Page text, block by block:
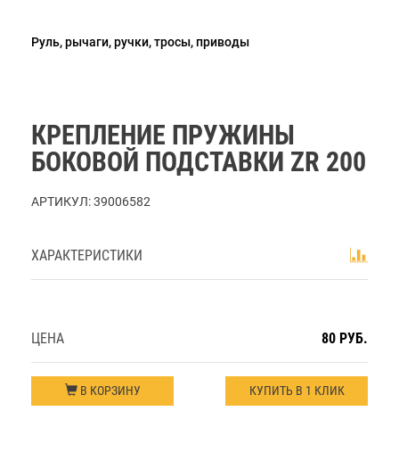
Руль, рычаги, ручки, тросы, приводы
КРЕПЛЕНИЕ ПРУЖИНЫ
БОКОВОЙ ПОДСТАВКИ ZR 200
АРТИКУЛ:39006582
ХАРАКТЕРИСТИКИ
ЦЕНА 80 РУБ.
В КОРЗИНУ КУПИТЬ В 1 КЛИК